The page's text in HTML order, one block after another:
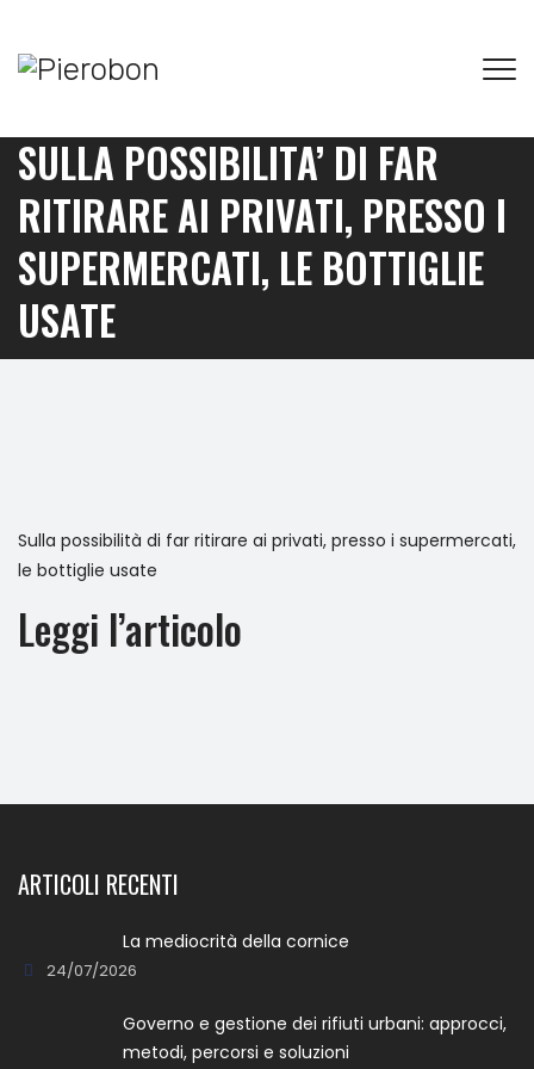
SULLA POSSIBILITA’ DI FAR
RITIRARE AI PRIVATI, PRESSO I
SUPERMERCATI, LE BOTTIGLIE
USATE
Sulla possibilità di far ritirare ai privati, presso i supermercati,
le bottiglie usate
Leggi l’articolo
ARTICOLI RECENTI
La mediocrità della cornice
24/07/2026
Governo e gestione dei rifiuti urbani: approcci,
metodi, percorsi e soluzioni